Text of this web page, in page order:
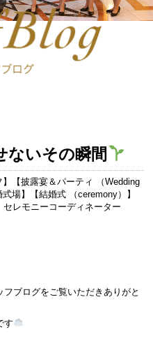
ないその瞬間
】【披露宴＆パーティ （Wedding
場】【結婚式 （ceremony）
】
セレモニーコーディネーター
ブログをご覧いただきありがと
す